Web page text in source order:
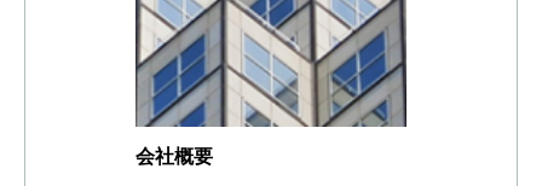
会社概要